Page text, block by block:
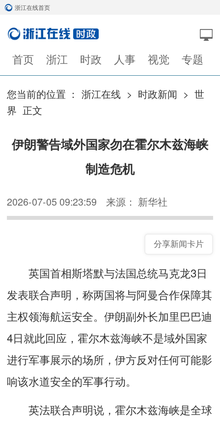
浙江在线首页
首页 浙江 时政 人事 视觉 专题
您当前的位置 ： 浙江在线 > 时政新闻 > 世
界 正文
伊朗警告域外国家勿在霍尔木兹海峡
制造危机
2026-07-05 09:23:59 来源： 新华社
分享新闻卡片
英国首相斯塔默与法国总统马克龙3日
发表联合声明，称两国将与阿曼合作保障其
主权领海航运安全。伊朗副外长加里巴巴迪
4日就此回应，霍尔木兹海峡不是域外国家
进行军事展示的场所，伊方反对任何可能影
响该水道安全的军事行动。
英法联合声明说，霍尔木兹海峡是全球